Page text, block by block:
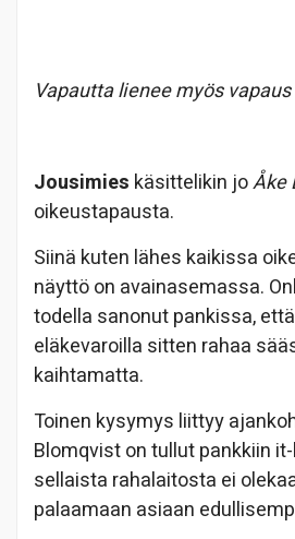
Vapautta lienee myös
Jousimies käsittelikin joÅke
oikeustapausta.
Siinä kuten lähes kaikissa
näyttö on avainasemassa.
todella sanonut pankissa,
eläkevaroilla sitten rahaa
kaihtamatta.
Toinen kysymys liittyy
Blomqvist on tullut pankkiin
sellaista rahalaitosta ei
palaamaan asiaan